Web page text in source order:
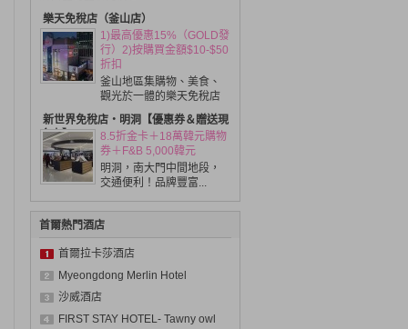
樂天免稅店（釜山店）
1)最高優惠15%（GOLD發
行）2)按購買金額$10-$50
折扣
釜山地區集購物、美食、
觀光於一體的樂天免稅店
新世界免稅店・明洞【優惠券＆贈送現
金卡】
8.5折金卡＋18萬韓元購物
券＋F&B 5,000韓元
明洞，南大門中間地段，
交通便利！品牌豐富...
首爾熱門酒店
首爾拉卡莎酒店
Myeongdong Merlin Hotel
沙威酒店
FIRST STAY HOTEL- Tawny owl